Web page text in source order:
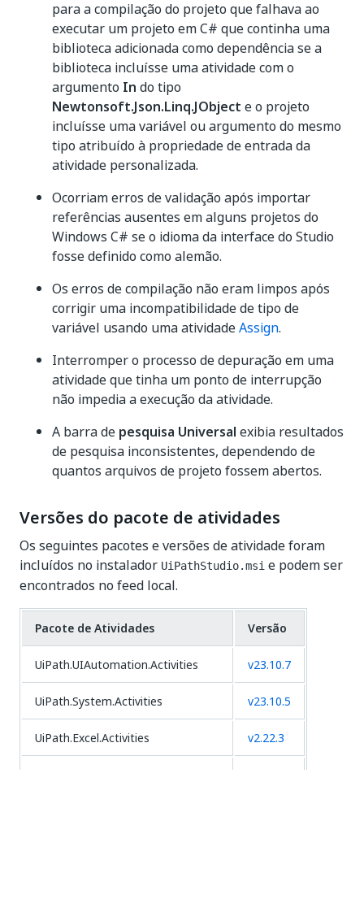
para a compilação do projeto que falhava ao
executar um projeto em C# que continha uma
biblioteca adicionada como dependência se a
biblioteca incluísse uma atividade com o
argumento In do tipo
Newtonsoft.Json.Linq.JObject e o projeto
incluísse uma variável ou argumento do mesmo
tipo atribuído à propriedade de entrada da
atividade personalizada.
Ocorriam erros de validação após importar
referências ausentes em alguns projetos do
Windows C# se o idioma da interface do Studio
fosse definido como alemão.
Os erros de compilação não eram limpos após
corrigir uma incompatibilidade de tipo de
variável usando uma atividadeAssign.
Interromper o processo de depuração em uma
atividade que tinha um ponto de interrupção
não impedia a execução da atividade.
A barra de pesquisa Universal exibia resultados
de pesquisa inconsistentes, dependendo de
quantos arquivos de projeto fossem abertos.
Versões do pacote de atividades
Os seguintes pacotes e versões de atividade foram
incluídos no instalador UiPathStudio.msi e podem ser
encontrados no feed local.
Pacote de Atividades Versão
UiPath.UIAutomation.Activities v23.10.7
UiPath.System.Activities v23.10.5
UiPath.Excel.Activities v2.22.3